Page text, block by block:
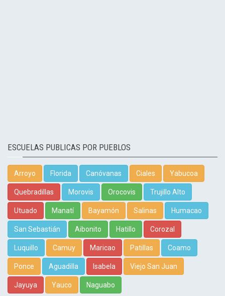
ESCUELAS PUBLICAS POR PUEBLOS
Arroyo Florida Canóvanas Ciales Yabucoa
Quebradillas Morovis Orocovis Trujillo Alto
Utuado Manatí Bayamón Salinas Humacao
San Sebastián Aibonito Hatillo Corozal
Luquillo Camuy Maricao Patillas Coamo
Ponce Aguadilla Isabela Viejo San Juan
Jayuya Yauco Naguabo